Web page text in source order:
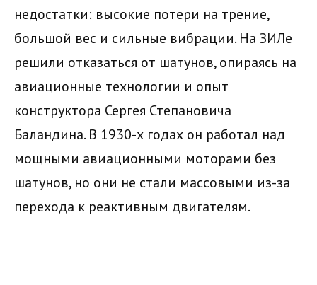
недостатки: высокие потери на трение,
большой вес и сильные вибрации. На ЗИЛе
решили отказаться от шатунов, опираясь на
авиационные технологии и опыт
конструктора Сергея Степановича
Баландина. В 1930-х годах он работал над
мощными авиационными моторами без
шатунов, но они не стали массовыми из-за
перехода к реактивным двигателям.